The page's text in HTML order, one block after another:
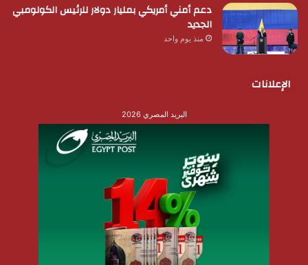
دعم أمني أمريكي بمليار دولار للرئيس الكولومبي
الجديد
منذ يوم واحد
الإعلانات
البريد المصري 2026